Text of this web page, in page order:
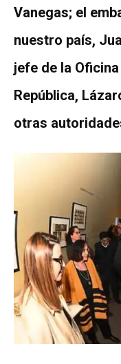
Vanegas; el
nuestro país,
jefe de la
República,
otras